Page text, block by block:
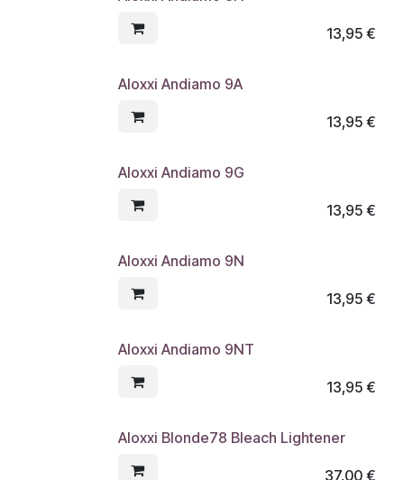
13,95€
Aloxxi Andiamo 9A
13,95€
Aloxxi Andiamo 9G
13,95€
Aloxxi Andiamo 9N
13,95€
Aloxxi Andiamo 9NT
13,95€
Aloxxi Blonde78 Bleach Lightener
37,00€